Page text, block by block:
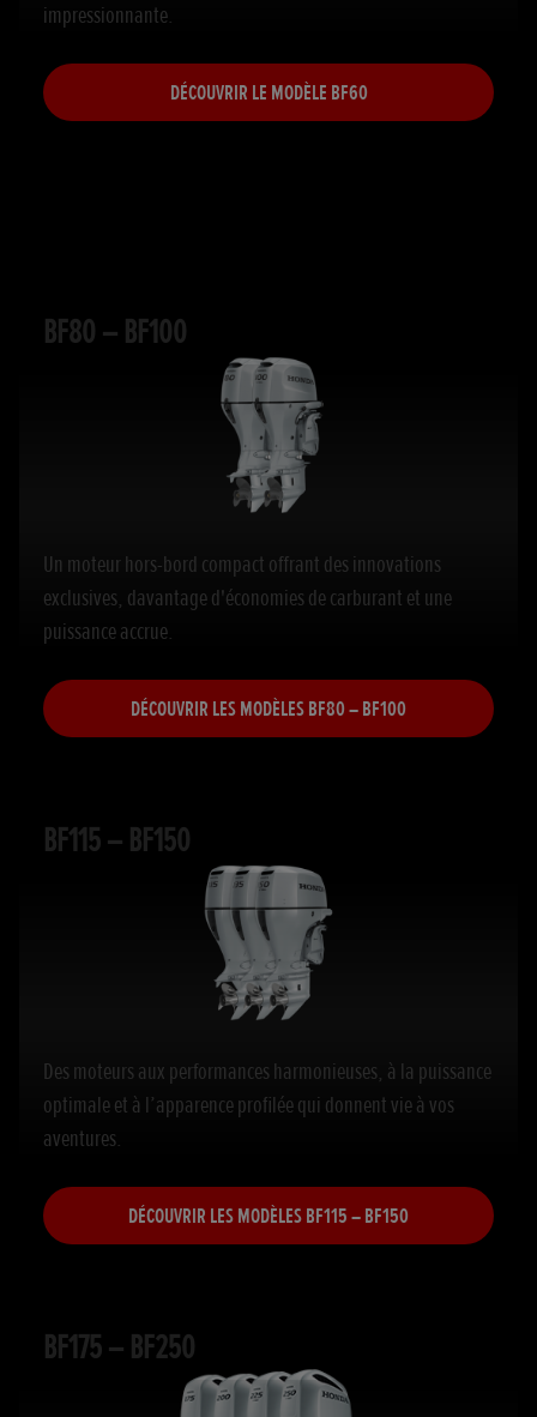
impressionnante.
DÉCOUVRIR LE MODÈLE BF60
BF80 – BF100
Un moteur hors-bord compact offrant des innovations
exclusives, davantage d'économies de carburant et une
puissance accrue.
DÉCOUVRIR LES MODÈLES BF80 – BF100
BF115 – BF150
Des moteurs aux performances harmonieuses, à la puissance
optimale et à l’apparence profilée qui donnent vie à vos
aventures.
DÉCOUVRIR LES MODÈLES BF115 – BF150
BF175 – BF250